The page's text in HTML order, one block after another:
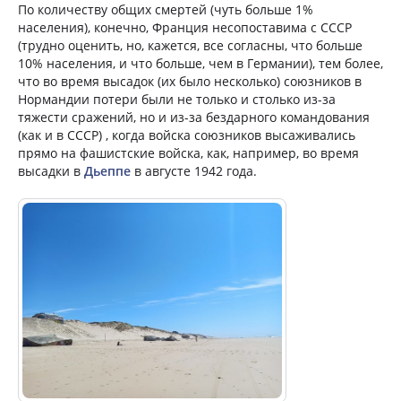
По количеству общих смертей (чуть больше 1%
населения), конечно, Франция несопоставима с СССР
(трудно оценить, но, кажется, все согласны, что больше
10% населения, и что больше, чем в Германии), тем более,
что во время высадок (их было несколько) союзников в
Нормандии потери были не только и столько из-за
тяжести сражений, но и из-за бездарного командования
(как и в СССР) , когда войска союзников высаживались
прямо на фашистские войска, как, например, во время
высадки в Дьеппе в августе 1942 года.